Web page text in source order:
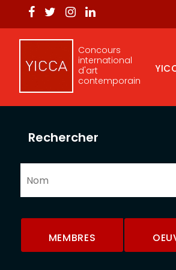
Concours
international
d'art
contemporain
Rechercher
MEMBRES